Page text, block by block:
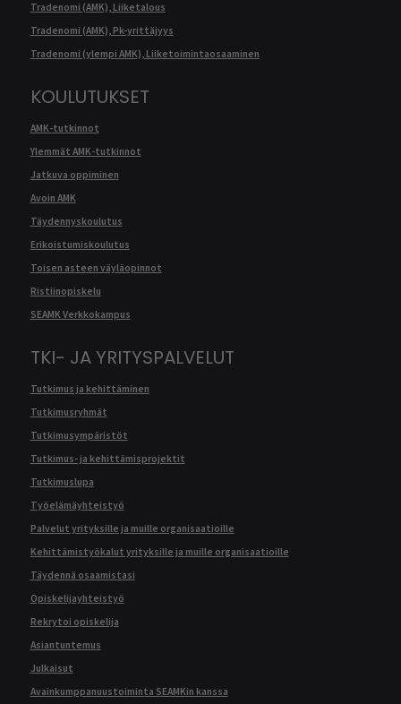
Tradenomi (AMK), Liiketalous
Tradenomi (AMK), Pk-yrittäjyys
Tradenomi (ylempi AMK), Liiketoimintaosaaminen
KOULUTUKSET
AMK-tutkinnot
Ylemmät AMK-tutkinnot
Jatkuva oppiminen
Avoin AMK
Täydennyskoulutus
Erikoistumiskoulutus
Toisen asteen väyläopinnot
Ristiinopiskelu
SEAMK Verkkokampus
TKI- JA YRITYSPALVELUT
Tutkimus ja kehittäminen
Tutkimusryhmät
Tutkimusympäristöt
Tutkimus- ja kehittämisprojektit
Tutkimuslupa
Työelämäyhteistyö
Palvelut yrityksille ja muille organisaatioille
Kehittämistyökalut yrityksille ja muille organisaatioille
Täydennä osaamistasi
Opiskelijayhteistyö
Rekrytoi opiskelija
Asiantuntemus
Julkaisut
Avainkumppanuustoiminta SEAMKin kanssa